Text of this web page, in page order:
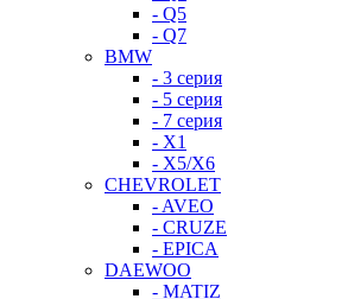
- Q5
- Q7
BMW
- 3 серия
- 5 серия
- 7 серия
- X1
- X5/X6
CHEVROLET
- AVEO
- CRUZE
- EPICA
DAEWOO
- MATIZ